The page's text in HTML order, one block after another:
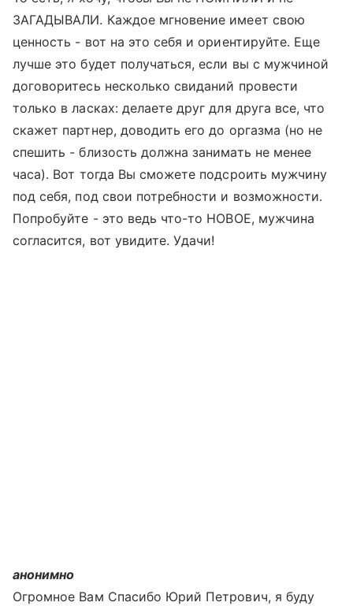
ЗАГАДЫВАЛИ. Каждое мгновение имеет свою
ценность - вот на это себя и ориентируйте. Еще
лучше это будет получаться, если вы с мужчиной
договоритесь несколько свиданий провести
только в ласках: делаете друг для друга все, что
скажет партнер, доводить его до оргазма (но не
спешить - близость должна занимать не менее
часа). Вот тогда Вы сможете подсроить мужчину
под себя, под свои потребности и возможности.
Попробуйте - это ведь что-то НОВОЕ, мужчина
согласится, вот увидите. Удачи!
анонимно
Огромное Вам Спасибо Юрий Петрович, я буду